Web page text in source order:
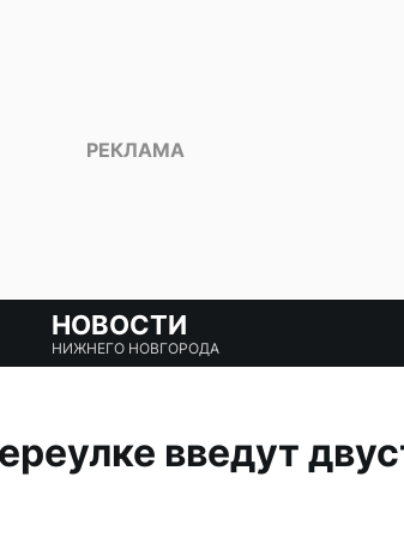
НОВОСТИ
НИЖНЕГО НОВГОРОДА
введут